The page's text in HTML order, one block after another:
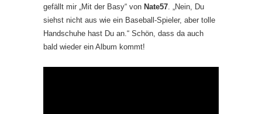
gefällt mir „Mit der Basy“ von Nate57 . „Nein, Du
siehst nicht aus wie ein Baseball-Spieler, aber tolle
Handschuhe hast Du an.“ Schön, dass da auch
bald wieder ein Album kommt!